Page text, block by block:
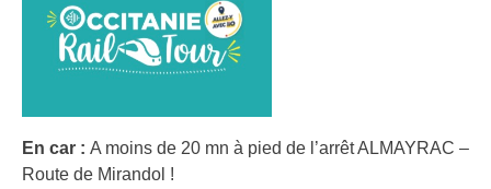
En car : A moins de 20 mn à pied de l’arrêt ALMAYRAC –
Route de Mirandol !